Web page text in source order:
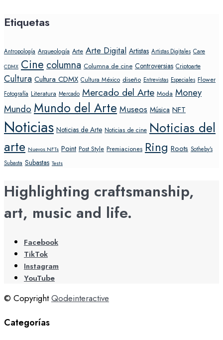
Etiquetas
Antropología Arqueología Arte Arte Digital Artistas Artistas Digitales Care
CDMX Cine columna Columna de cine Controversias Criptoarte
Cultura Cultura CDMX Cultura México diseño Entrevistas Especiales Flower
Fotografía Literatura Mercado Mercado del Arte Moda Money
Mundo Mundo del Arte Museos Música NFT
Noticias Noticias de Arte Noticias de cine Noticias del
arte Nuevos NFTs Point Post Style Premiaciones Ring Roots Sotheby's
Subasta Subastas Tests
Highlighting craftsmanship,
art, music and life.
Facebook
TikTok
Instagram
YouTube
© CopyrightQodeinteractive
Categorías